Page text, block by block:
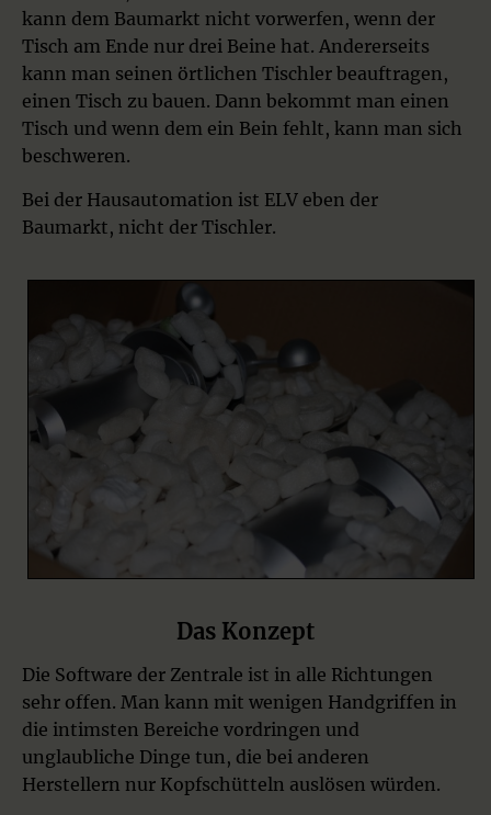
kann dem Baumarkt nicht vorwerfen, wenn der
Tisch am Ende nur drei Beine hat. Andererseits
kann man seinen örtlichen Tischler beauftragen,
einen Tisch zu bauen. Dann bekommt man einen
Tisch und wenn dem ein Bein fehlt, kann man sich
beschweren.
Bei der Hausautomation ist ELV eben der
Baumarkt, nicht der Tischler.
Das Konzept
Die Software der Zentrale ist in alle Richtungen
sehr offen. Man kann mit wenigen Handgriffen in
die intimsten Bereiche vordringen und
unglaubliche Dinge tun, die bei anderen
Herstellern nur Kopfschütteln auslösen würden.